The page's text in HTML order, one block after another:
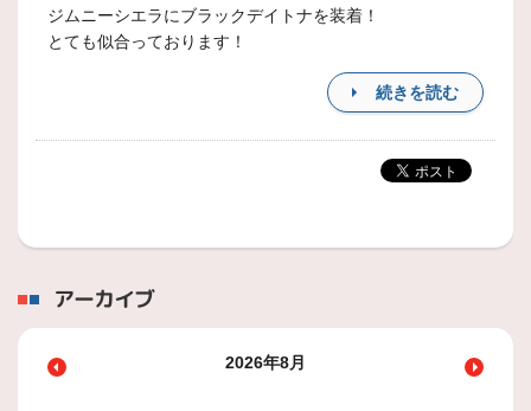
ジムニーシエラにブラックデイトナを装着！
とても似合っております！
続きを読む
アーカイブ
2026年8月